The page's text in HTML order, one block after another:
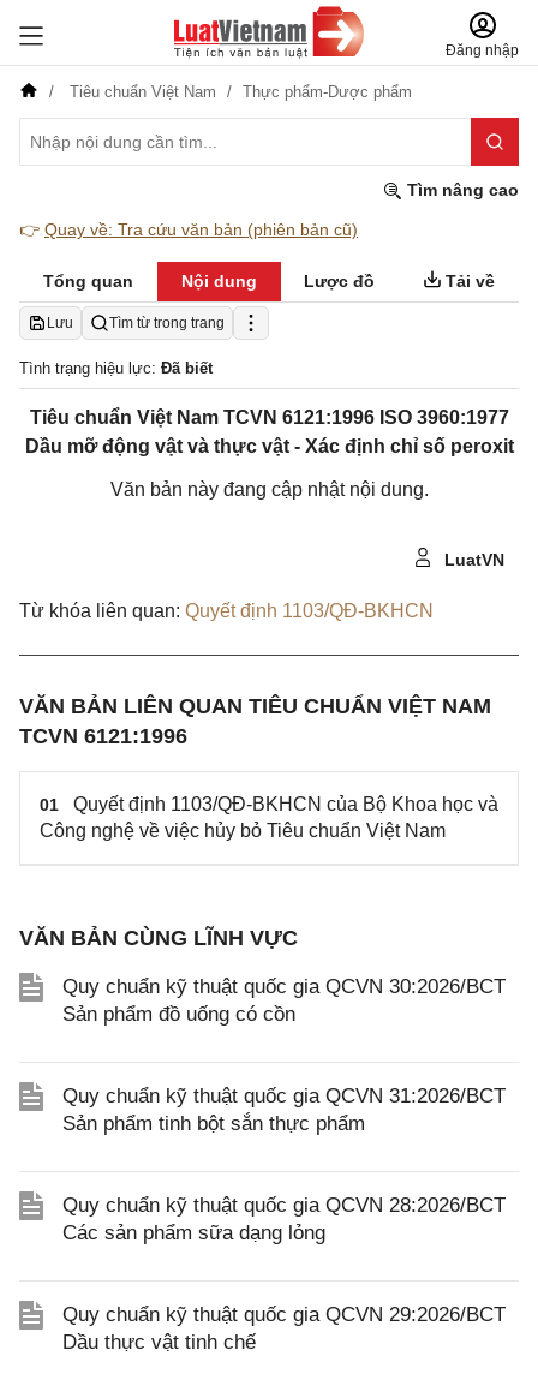
Đăng nhập
Tiêu chuẩn Việt Nam Thực phẩm-Dược phẩm
Tìm nâng cao
👉 Quay về: Tra cứu văn bản (phiên bản cũ)
Tổng quan Nội dung Lược đồ Tải về
Lưu Tìm từ trong trang
Tình trạng hiệu lực: Đã biết
Tiêu chuẩn Việt Nam TCVN 6121:1996 ISO 3960:1977
Dầu mỡ động vật và thực vật - Xác định chỉ số peroxit
Văn bản này đang cập nhật nội dung.
LuatVN
Từ khóa liên quan: Quyết định 1103/QĐ-BKHCN
VĂN BẢN LIÊN QUAN TIÊU CHUẨN VIỆT NAM
TCVN 6121:1996
01
Quyết định 1103/QĐ-BKHCN của Bộ Khoa học và
Công nghệ về việc hủy bỏ Tiêu chuẩn Việt Nam
VĂN BẢN CÙNG LĨNH VỰC
Quy chuẩn kỹ thuật quốc gia QCVN 30:2026/BCT
Sản phẩm đồ uống có cồn
Quy chuẩn kỹ thuật quốc gia QCVN 31:2026/BCT
Sản phẩm tinh bột sắn thực phẩm
Quy chuẩn kỹ thuật quốc gia QCVN 28:2026/BCT
Các sản phẩm sữa dạng lỏng
Quy chuẩn kỹ thuật quốc gia QCVN 29:2026/BCT
Dầu thực vật tinh chế